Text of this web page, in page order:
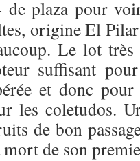
de plaza pour
origine El
Le lot
suffisant
et donc
les coletudos.
de bon
de son